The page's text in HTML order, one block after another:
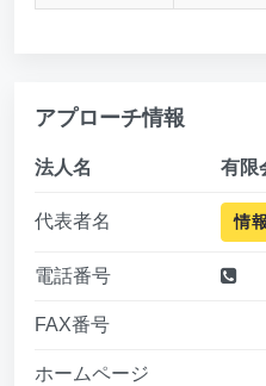
アプローチ情報
法人名 有限
代表者名 情
電話番号
FAX番号
ホームページ